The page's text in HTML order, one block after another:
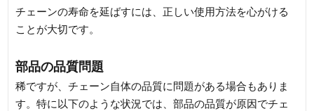
チェーンの寿命を延ばすには、正しい使用方法を心がける
ことが大切です。
部品の品質問題
稀ですが、チェーン自体の品質に問題がある場合もありま
す。特に以下のような状況では、部品の品質が原因でチェ